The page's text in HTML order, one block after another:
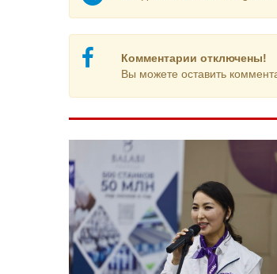
Комментарии отключены!
Вы можете оставить